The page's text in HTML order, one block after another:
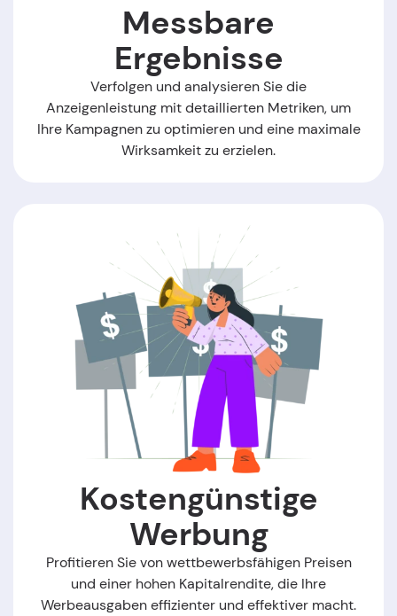
Messbare
Ergebnisse
Verfolgen und analysieren Sie die
Anzeigenleistung mit detaillierten Metriken, um
Ihre Kampagnen zu optimieren und eine maximale
Wirksamkeit zu erzielen.
Kostengünstige
Werbung
Profitieren Sie von wettbewerbsfähigen Preisen
und einer hohen Kapitalrendite, die Ihre
Werbeausgaben effizienter und effektiver macht.